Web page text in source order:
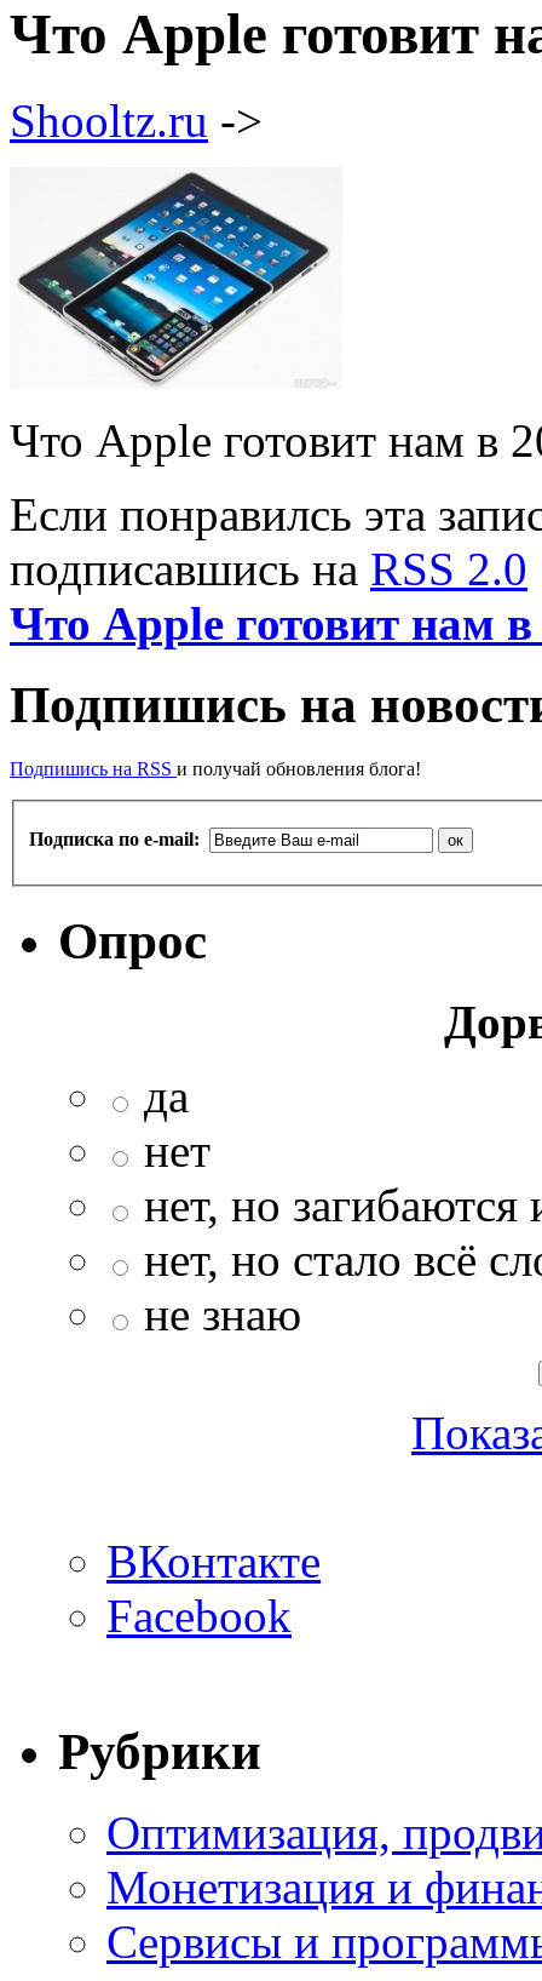
Что Apple готовит
Shooltz.ru ->
Что Apple готовит нам в
Если понравилсь эта
подписавшись на RSS 2.0
Что Apple готовит нам в
Подпишись на
Подпишись на RSS и получай обновления блога!
Подписка по e-mail:
Опрос
да
нет
нет, но загибаются
нет, но стало всё
не знаю
ВКонтакте
Facebook
Рубрики
Оптимизация,
Монетизация и
Сервисы и